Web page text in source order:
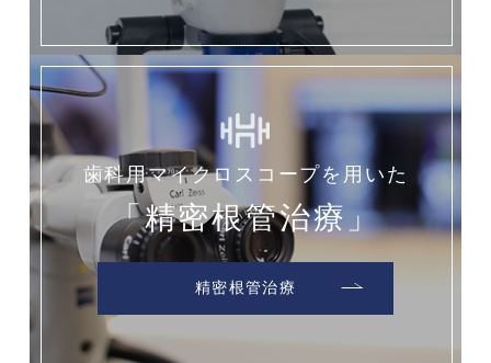
歯科用マイクロスコープを用いた
「精密根管治療」
精密根管治療